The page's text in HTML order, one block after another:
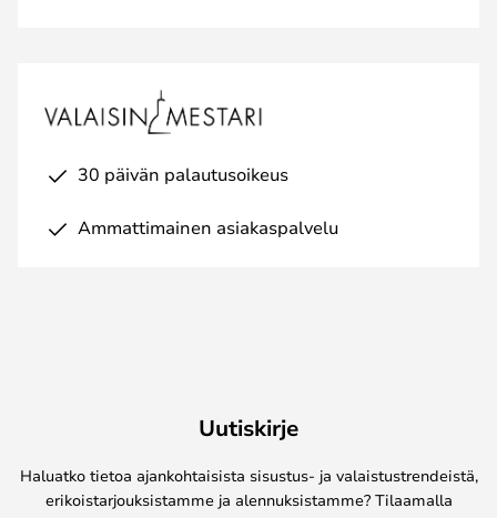
30 päivän palautusoikeus
Ammattimainen asiakaspalvelu
Uutiskirje
Haluatko tietoa ajankohtaisista sisustus- ja valaistustrendeistä,
erikoistarjouksistamme ja alennuksistamme? Tilaamalla